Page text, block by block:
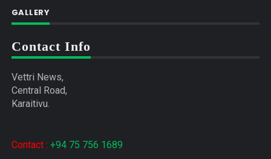
GALLERY
Contact Info
Vettri News,
Central Road,
Karaitivu.
Contact : +94 75 756 1689